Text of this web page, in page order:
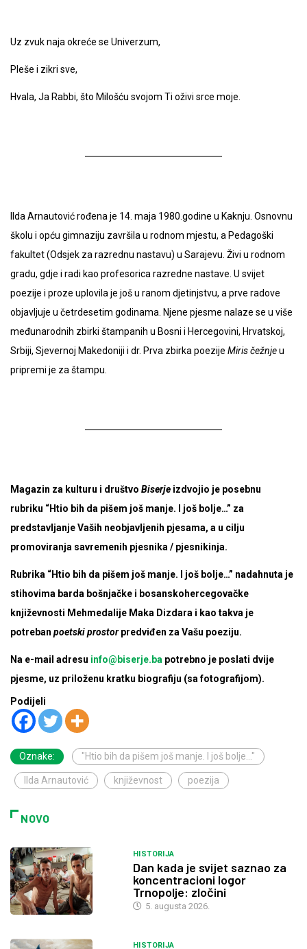
Uz zvuk naja okreće se Univerzum,
Pleše i zikri sve,
Hvala, Ja Rabbi, što Milošću svojom Ti oživi srce moje.
Ilda Arnautović rođena je 14. maja 1980.godine u Kaknju. Osnovnu
školu i opću gimnaziju završila u rodnom mjestu, a Pedagoški
fakultet (Odsjek za razrednu nastavu) u Sarajevu. Živi u rodnom
gradu, gdje i radi kao profesorica razredne nastave. U svijet
poezije i proze uplovila je još u ranom djetinjstvu, a prve radove
objavljuje u četrdesetim godinama. Njene pjesme nalaze se u više
međunarodnih zbirki štampanih u Bosni i Hercegovini, Hrvatskoj,
Srbiji, Sjevernoj Makedoniji i dr. Prva zbirka poezije Miris čežnjeu
pripremi je za štampu.
Magazin za kulturu i društvo Biserje izdvojio je posebnu
rubriku “Htio bih da pišem još manje. I još bolje…” za
predstavljanje Vaših neobjavljenih pjesama, a u cilju
promoviranja savremenih pjesnika / pjesnikinja.
Rubrika “Htio bih da pišem još manje. I još bolje…” nadahnuta je
stihovima barda bošnjačke i bosanskohercegovačke
književnosti Mehmedalije Maka Dizdara i kao takva je
potreban poetski prostorpredviđen za Vašu poeziju.
Na e-mail adresu info@biserje.ba potrebno je poslati dvije
pjesme, uz priloženu kratku biografiju (sa fotografijom).
Podijeli
Oznake: "Htio bih da pišem još manje. I još bolje..."
Ilda Arnautović književnost poezija
NOVO
HISTORIJA
Dan kada je svijet saznao za
koncentracioni logor
Trnopolje: zločini
5. augusta 2026.
HISTORIJA